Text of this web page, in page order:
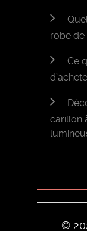
robe de
Ce
carillon
©